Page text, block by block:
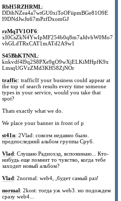
RbH5RZHRML:
DDibNZea4a7wtGU0xiToOFiipmBGe81O9E
I9DNdJwJn67mPzfDxomGJ
rzMqTV1OF6:
xI0CsZkN4YwIpMF254b0q8m7aJdvbW0Mo7
vhGLdTRxCAT1mATd2A9w1
S45BhKTNNL:
knkvdf4l9q2S8PXe9gO9wXjELKiMHpfK9x
LmsqUGVzZMd3KH58ZjNOr
traffic: trafficIf your business could appear at
the top of search results every time someone
types in your service, would you take that
spot?
Thats exactly what we do.
We place your banner in front of p
st41n: 2Vlad: совсем недавно было.
предпоследний альбом группы Сруб.
Vlad: Слушаю Радиохэд, вспоминаю... Кто-
нибудь еще помнит то чувство, когда тебе
заходит новый альбом?
Vlad: 2normal: web4, ,будет самый раз!
normal: 2kost: тогда уж web3. но подождем
сразу web4...